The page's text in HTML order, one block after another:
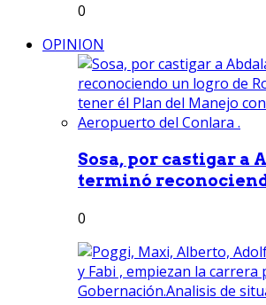
0
OPINION
Sosa, por castigar a
terminó
0